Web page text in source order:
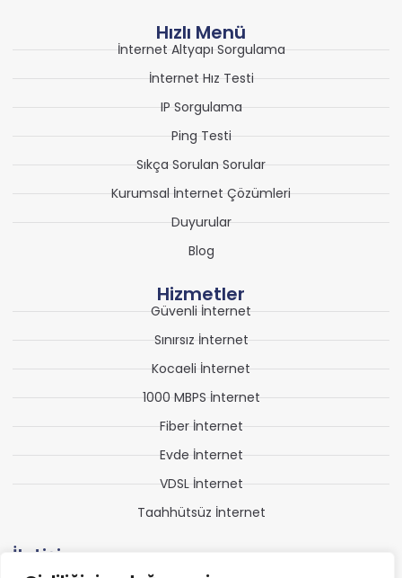
Hızlı Menü
İnternet Altyapı Sorgulama
İnternet Hız Testi
IP Sorgulama
Ping Testi
Sıkça Sorulan Sorular
Kurumsal İnternet Çözümleri
Duyurular
Blog
Hizmetler
Güvenli İnternet
Sınırsız İnternet
Kocaeli İnternet
1000 MBPS İnternet
Fiber İnternet
Evde İnternet
VDSL İnternet
Taahhütsüz İnternet
İletişim
Alikahya Fatih Mahallesi Seymen Caddesi Birlik İş Merkezi A1